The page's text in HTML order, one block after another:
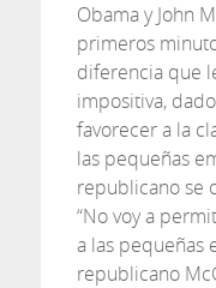
Obama y John
primeros
diferencia que
impositiva,
favorecer a la
las pequeñas
republicano se
“No voy a
a las pequeñas
republicano